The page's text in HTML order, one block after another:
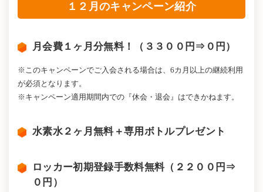
１２月のキャンペーン紹介
月会費１ヶ月分無料！（３３００円⇒０円）
※このキャンペーンでご入会される場合は、6カ月以上の継続利用
が必須となります。
※キャンペーン適用期間内での『休会・退会』はできかねます。
水素水２ヶ月無料＋専用ボトルプレゼント
ロッカー初期登録手数料無料（２２００円⇒
０円）